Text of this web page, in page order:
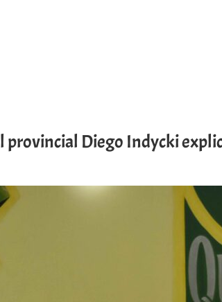
Diego Indycki